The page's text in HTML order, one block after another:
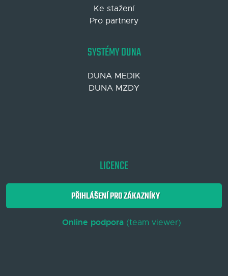
Ke stažení
Pro partnery
SYSTÉMY DUNA
DUNA MEDIK
DUNA MZDY
LICENCE
PŘIHLÁŠENÍ PRO ZÁKAZNÍKY
Online podpora(team viewer)